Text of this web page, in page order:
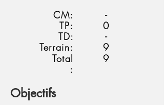
CM:
TP:
TD:
Terrain:
Total
:
-
0
-
9
9
Objectifs